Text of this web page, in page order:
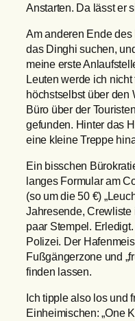
Anstarten. Da lässt er
Am anderen Ende
das Dinghi suchen,
meine erste
Leuten werde ich
höchstselbst über den
Büro über der
gefunden. Hinter das
eine kleine Treppe
Ein bisschen
langes Formular am
(so um die 50 €)
Jahresende, Crewliste
paar Stempel.
Polizei. Der
Fußgängerzone und
finden lassen.
Ich tipple also los und
Einheimischen: „One